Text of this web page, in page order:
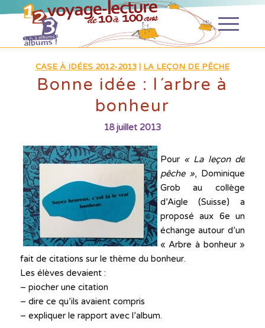
CASE À IDÉES 2012-2013| LA LEÇON DE PÊCHE
Bonne idée : l´arbre à
bonheur
18 juillet 2013
Pour « La leçon de
pêche », Dominique
Grob au collège
d’Aigle (Suisse) a
proposé aux 6e un
échange autour d’un
« Arbre à bonheur »
fait de citations sur le thème du bonheur.
Les élèves devaient :
– piocher une citation
– dire ce qu’ils avaient compris
– expliquer le rapport avec l’album.